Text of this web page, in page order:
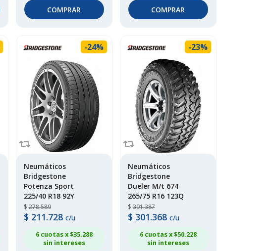
COMPRAR COMPRAR
-24%
Neumáticos
Bridgestone
Potenza Sport
225/40 R18 92Y
$278.589
$ 211.728 c/u
6 cuotas x $35.288
sin intereses
-23%
Neumáticos
Bridgestone
Dueler M/t 674
265/75 R16 123Q
$391.387
$ 301.368 c/u
6 cuotas x $50.228
sin intereses